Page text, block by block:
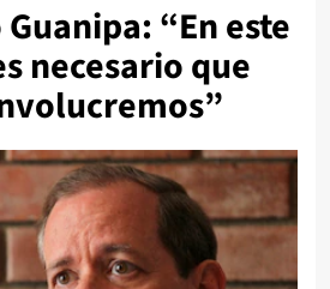
“En este
necesario que